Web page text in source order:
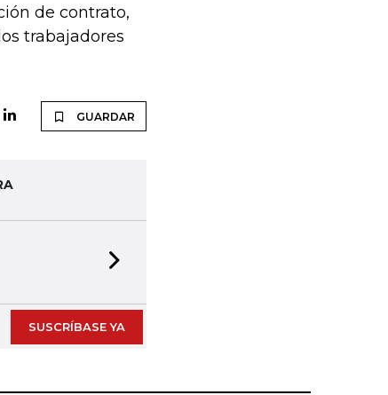
de contrato,
trabajadores
GUARDAR
SUSCRÍBASE YA